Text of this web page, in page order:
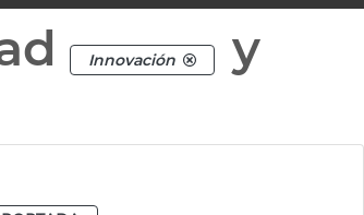
Innovación
y